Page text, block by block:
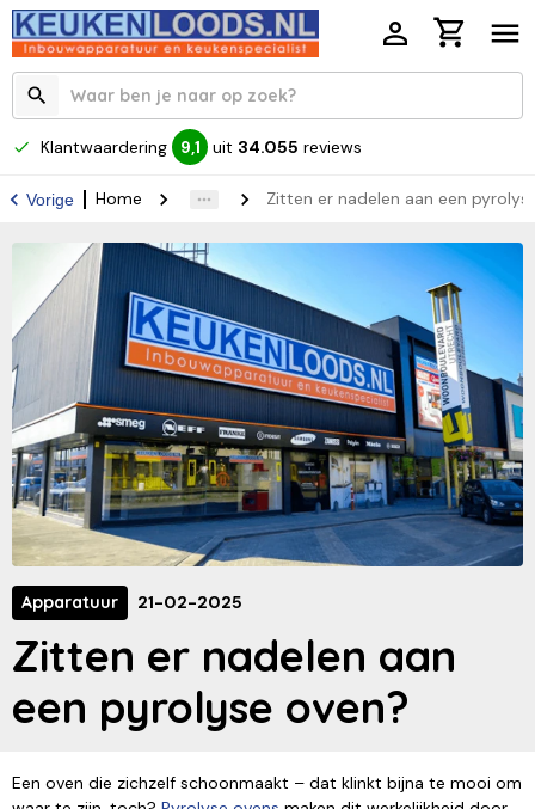
Klantwaardering 9,1 uit 34.055 reviews
Vorige Home Zitten er nadelen aan een
Apparatuur 21-02-2025
Zitten er nadelen aan
een pyrolyse oven?
Een oven die zichzelf schoonmaakt – dat klinkt bijna te mooi om